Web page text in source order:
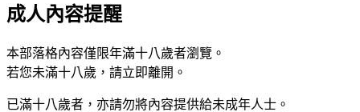
成人內容提醒
本部落格內容僅限年滿十八歲者瀏覽。
若您未滿十八歲，請立即離開。
已滿十八歲者，亦請勿將內容提供給未成年人士。